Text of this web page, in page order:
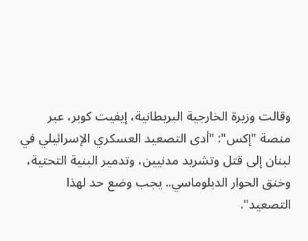
وقالت وزيرة الخارجية البريطانية، إيفيت كوبر، عبر
منصة "إكس": "أدى التصعيد العسكري الإسرائيلي في
لبنان إلى قتل وتشريد مدنيين، وتدمير البنية التحتية،
وخنق الحوار الدبلوماسي.. يجب وضع حد لهذا
التصعيد".